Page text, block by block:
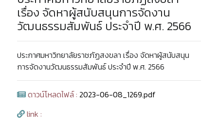
เรื่อง จัดหาผู้สนับสนุนการจัดงาน
วัฒนธรรมสัมพันธ์ ประจำปี พ.ศ. 2566
ประกาศมหาวิทยาลัยราชภัฏสงขลา เรื่อง จัดหาผู้สนับสนุน
การจัดงานวัฒนธรรมสัมพันธ์ ประจำปี พ.ศ. 2566
ดาวน์โหลดไฟล์ : 2023-06-08_1269.pdf
link :